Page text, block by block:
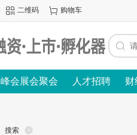
二维码 购物车
峰会展会聚会 人才招聘 财
搜索